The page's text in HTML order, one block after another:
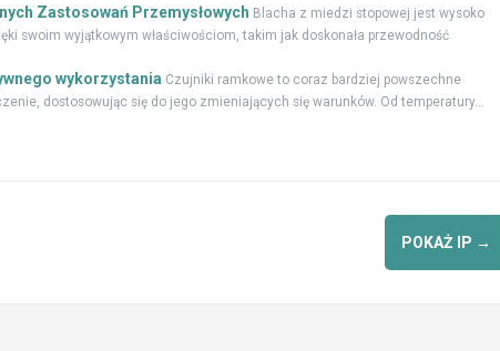
Zastosowań Przemysłowych Blacha z miedzi stopowej jest wysoko
swoim wyjątkowym właściwościom, takim jak doskonała przewodność
wykorzystania Czujniki ramkowe to coraz bardziej powszechne
dostosowując się do jego zmieniających się warunków. Od temperatury...
POKAŻ IP →